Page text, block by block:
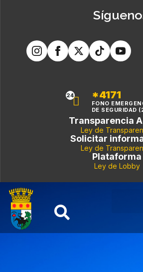
24 *4171
FONO
DE SEGURIDAD
Transparencia
Ley de
Solicitar
Ley de
Plataforma
Ley de Lobby